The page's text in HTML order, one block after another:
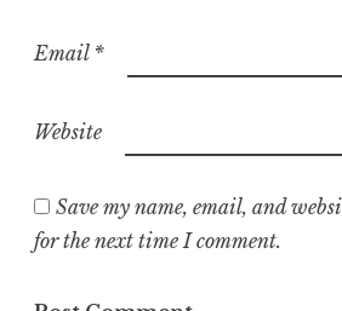
Email *
Website
Save my name, email, and
for the next time I comment.